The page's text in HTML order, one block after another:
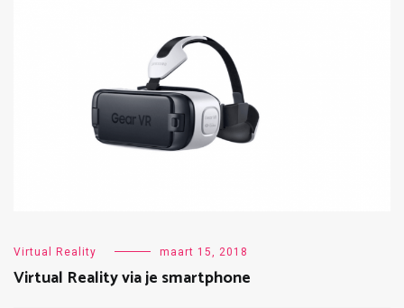
Virtual Reality maart 15, 2018
Virtual Reality via je smartphone